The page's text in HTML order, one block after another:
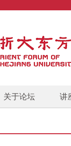
关于论坛 讲